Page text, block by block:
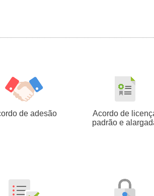
de adesão
Acordo de
padrão e